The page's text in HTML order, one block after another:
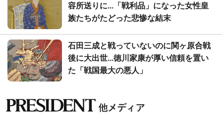
容所送りに...「戦利品」になった女性皇
族たちがたどった悲惨な結末
石田三成と戦っていないのに関ヶ原合戦
後に大出世...徳川家康が厚い信頼を置い
た「戦国最大の悪人」